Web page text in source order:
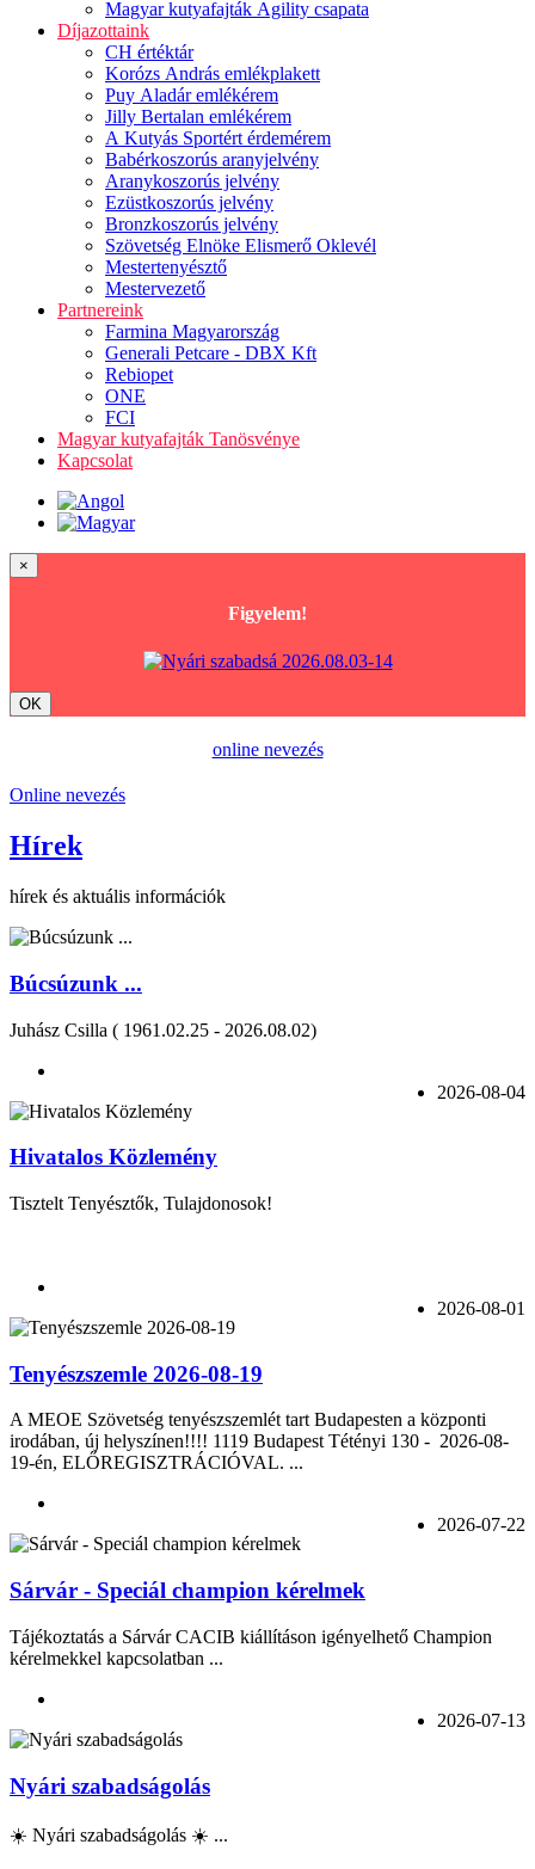
Magyar kutyafajták Agility csapata
Díjazottaink
CH értéktár
Korózs András emlékplakett
Puy Aladár emlékérem
Jilly Bertalan emlékérem
A Kutyás Sportért érdemérem
Babérkoszorús aranyjelvény
Aranykoszorús jelvény
Ezüstkoszorús jelvény
Bronzkoszorús jelvény
Szövetség Elnöke Elismerő Oklevél
Mestertenyésztő
Mestervezető
Partnereink
Farmina Magyarország
Generali Petcare - DBX Kft
Rebiopet
ONE
FCI
Magyar kutyafajták Tanösvénye
Kapcsolat
×
Figyelem!
OK
online nevezés
Online nevezés
Hírek
hírek és aktuális információk
Búcsúzunk ...
Juhász Csilla ( 1961.02.25 - 2026.08.02)
2026-08-04
Hivatalos Közlemény
Tisztelt Tenyésztők, Tulajdonosok!
2026-08-01
Tenyészszemle 2026-08-19
A MEOE Szövetség tenyészszemlét tart Budapesten a központi
irodában, új helyszínen!!!! 1119 Budapest Tétényi 130 - 2026-08-
19-én, ELŐREGISZTRÁCIÓVAL. ...
2026-07-22
Sárvár - Speciál champion kérelmek
Tájékoztatás a Sárvár CACIB kiállításon igényelhető Champion
kérelmekkel kapcsolatban ...
2026-07-13
Nyári szabadságolás
☀️ Nyári szabadságolás ☀️ ...